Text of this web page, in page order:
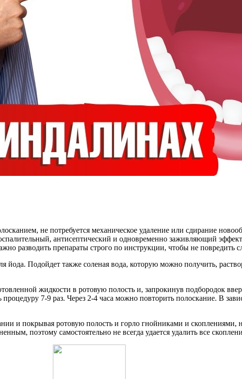
не потребуется механическое удаление или сдирание
антисептический и одновременно заживляющий
разводить препараты строго по инструкции, чтобы не повредить
йода. Подойдет также соленая вода, которую можно получить,
жидкости в ротовую полость и, запрокинув подбородок
7-9 раз. Через 2-4 часа можно повторить полоскание. В
и покрывая ротовую полость и горло гнойниками и скоплениями,
поэтому самостоятельно не всегда удается удалить все